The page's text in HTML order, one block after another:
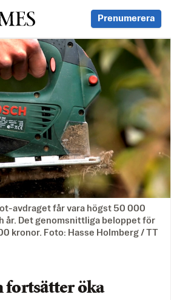
Prenumerera
avdraget får vara högst 50 000
år. Det genomsnittliga beloppet för
kronor. Foto: Hasse Holmberg / TT
fortsätter öka